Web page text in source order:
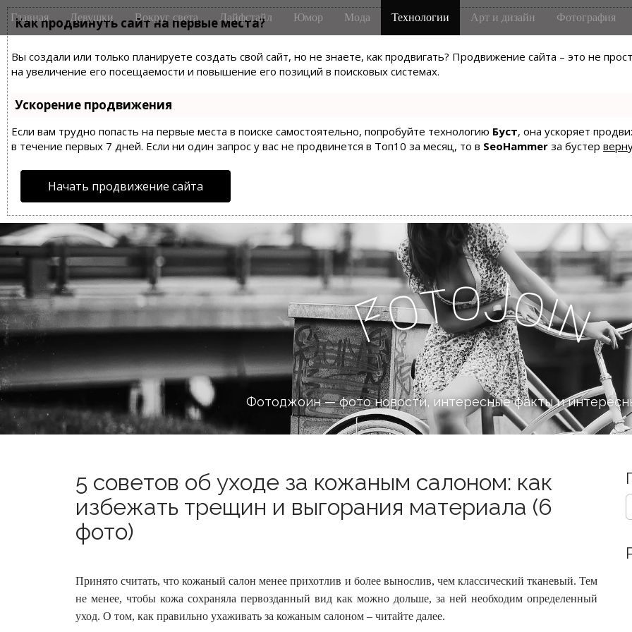
Как продвинуть сайт на первые места?
Вы создали или только планируете создать свой сайт, но не знаете, как продвигать? Продвижение сайта – это не
на увеличение его посещаемости и повышение его позиций в поисковых системах.
Ускорение продвижения
Если вам трудно попасть на первые места в поиске самостоятельно, попробуйте технологию Буст, она ускоряет
в течение первых 7 дней. Если ни один запрос у вас не продвинется в Топ10 за месяц, то в SeoHammer за бустер
Начать продвижение сайта
M
a
n
m
e
n
u
i
Главная Девушки Вокруг света Лайфстайл Юмор Мода Технологии Арт и дизайн Фотография
FotoJoi
n
Фотоджоин — фото новости, интересные факты и
5 советов об уходе за кожаным салоном: как
избежать трещин и выгорания материала (6
фото)
Принято считать, что кожаный салон менее прихотлив и более вынослив, чем классический тканевый. Тем
не менее, чтобы кожа сохраняла первозданный вид как можно дольше, за ней необходим определенный
уход. О том, как правильно ухаживать за кожаным салоном – читайте далее.
S
e
c